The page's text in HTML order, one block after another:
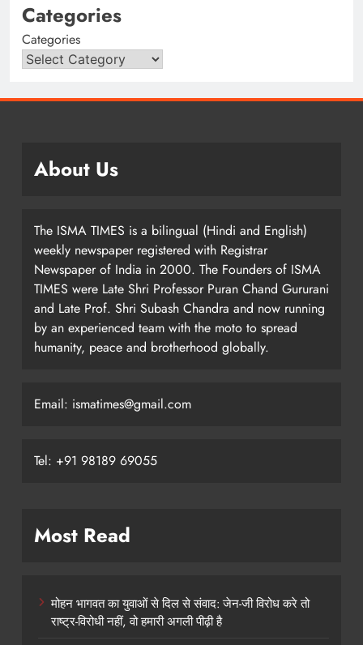
Categories
Categories
About Us
The ISMA TIMES is a bilingual (Hindi and English)
weekly newspaper registered with Registrar
Newspaper of India in 2000. The Founders of ISMA
TIMES were Late Shri Professor Puran Chand Gururani
and Late Prof. Shri Subash Chandra and now running
by an experienced team with the moto to spread
humanity, peace and brotherhood globally.
Email: ismatimes@gmail.com
Tel: +91 98189 69055
Most Read
मोहन भागवत का युवाओं से दिल से संवाद: जेन-जी विरोध करे तो
राष्ट्र-विरोधी नहीं, वो हमारी अगली पीढ़ी है